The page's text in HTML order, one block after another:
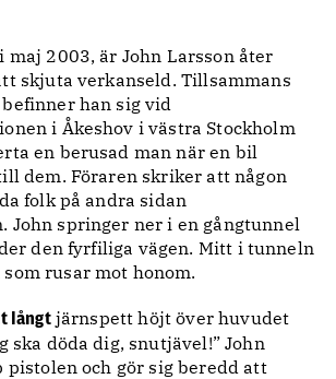
maj 2003, är John Larsson åter
skjuta verkanseld. Tillsammans
han sig vid
i Åkeshov i västra Stockholm
en berusad man när en bil
dem. Föraren skriker att någon
folk på andra sidan
John springer ner i en gångtunnel
den fyrfiliga vägen. Mitt i tunneln
rusar mot honom.
långtjärnspett höjt över huvudet
ska döda dig, snutjävel!” John
pistolen och gör sig beredd att